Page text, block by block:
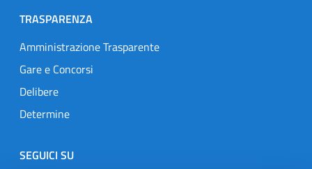
TRASPARENZA
Amministrazione Trasparente
Gare e Concorsi
Delibere
Determine
SEGUICI SU